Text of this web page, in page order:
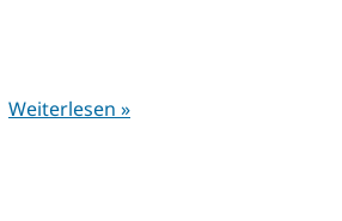
Weiterlesen »